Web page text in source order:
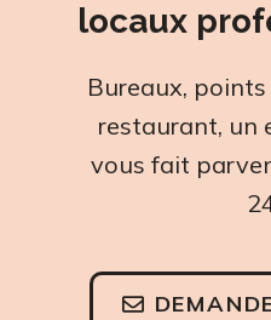
locaux
Bureaux,
restaurant, un
vous fait